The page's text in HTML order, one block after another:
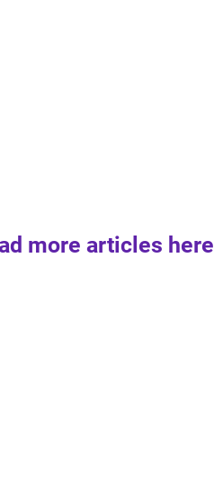
more articles here